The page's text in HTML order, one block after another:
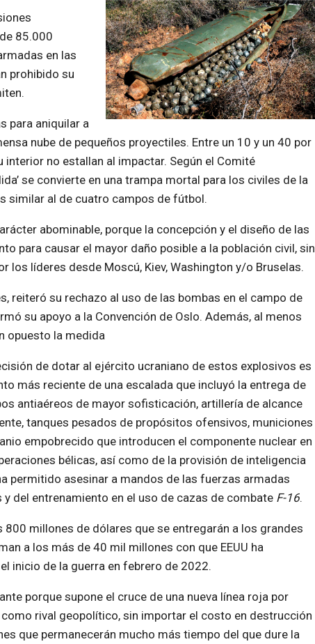
85.000
en las
prohibido su
para aniquilar a
nube de pequeños proyectiles. Entre un 10 y un 40 por
no estallan al impactar. Según el Comité
se convierte en una trampa mortal para los civiles de la
similar al de cuatro campos de fútbol.
abominable, porque la concepción y el diseño de las
para causar el mayor daño posible a la población civil, sin
los líderes desde Moscú, Kiev, Washington y/o Bruselas.
reiteró su rechazo al uso de las bombas en el campo de
su apoyo a la Convención de Oslo. Además, al menos
opuesto la medida
de dotar al ejército ucraniano de estos explosivos es
más reciente de una escalada que incluyó la entrega de
antiaéreos de mayor sofisticación, artillería de alcance
tanques pesados de propósitos ofensivos, municiones
empobrecido que introducen el componente nuclear en
bélicas, así como de la provisión de inteligencia
permitido asesinar a mandos de las fuerzas armadas
y del entrenamiento en el uso de cazas de combate F-16.
800 millones de dólares que se entregarán a los grandes
a los más de 40 mil millones con que EEUU ha
inicio de la guerra en febrero de 2022.
porque supone el cruce de una nueva línea roja por
rival geopolítico, sin importar el costo en destrucción
que permanecerán mucho más tiempo del que dure la